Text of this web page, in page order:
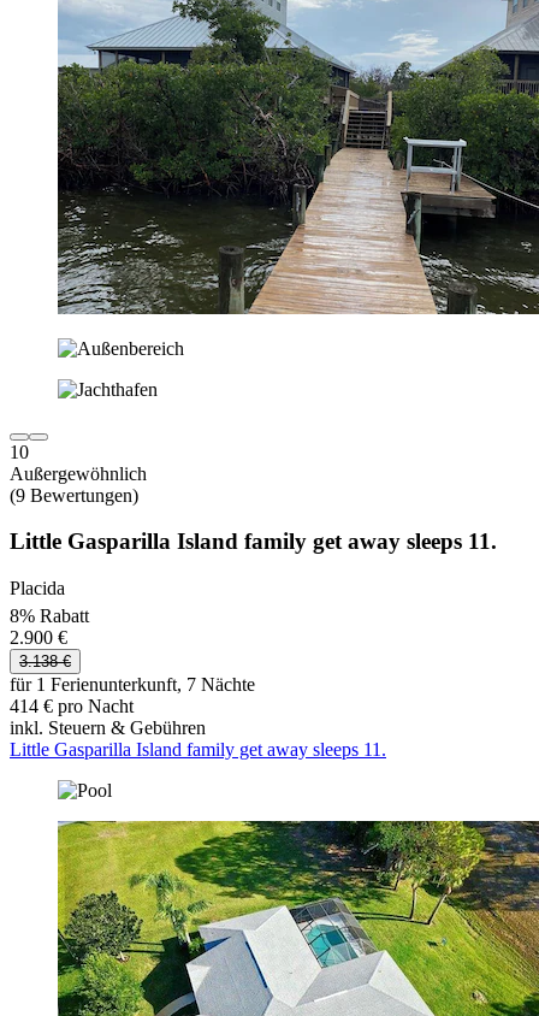
10
Außergewöhnlich
(9 Bewertungen)
Little Gasparilla Island family get away sleeps 11.
Placida
8% Rabatt
2.900 €
3.138 €
für 1 Ferienunterkunft, 7 Nächte
414 € pro Nacht
inkl. Steuern & Gebühren
Little Gasparilla Island family get away sleeps 11.